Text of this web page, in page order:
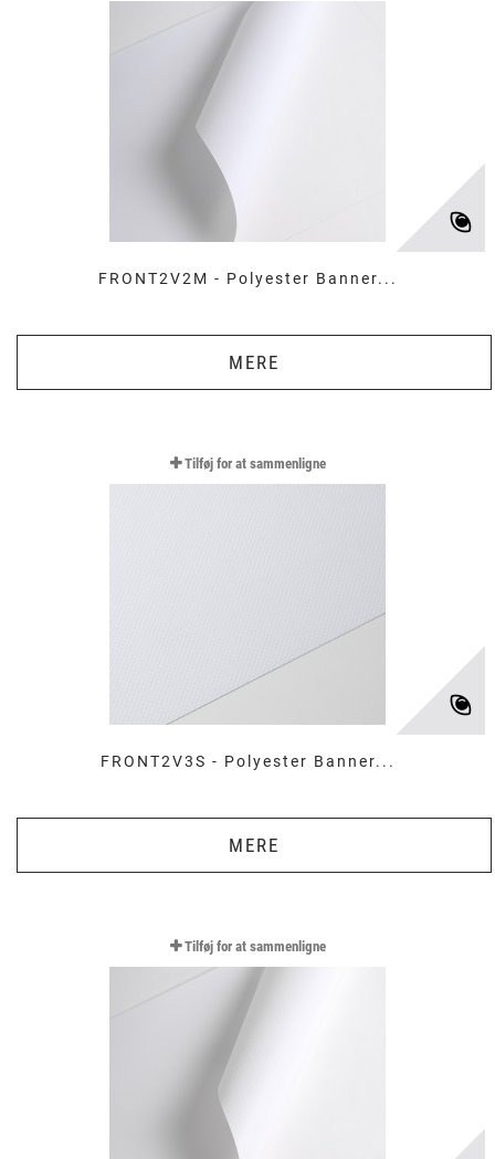
FRONT2V2M - Polyester Banner...
MERE
FRONT2V3S - Polyester Banner...
MERE
Tilføj for at sammenligne
Tilføj for at sammenligne